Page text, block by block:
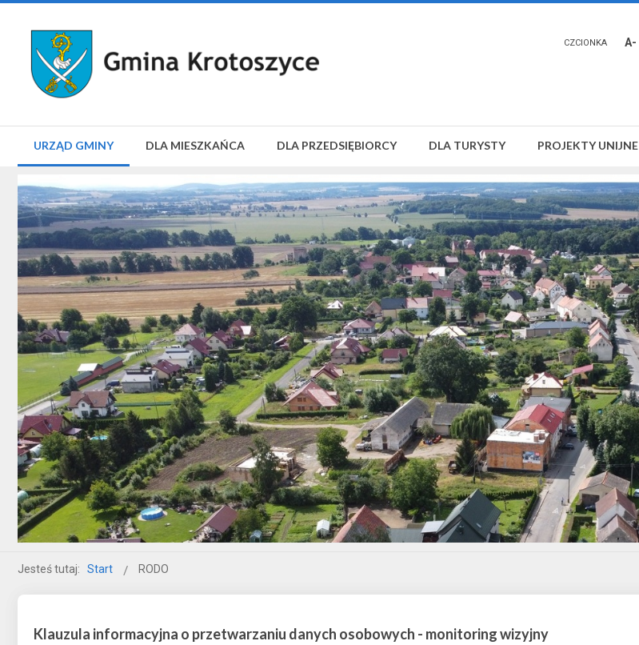
CZCIONKA A-
URZĄD GMINY DLA MIESZKAŃCA DLA PRZEDSIĘBIORCY DLA TURYSTY PROJEKTY UNIJNE
Jesteś tutaj: Start RODO
Klauzula informacyjna o przetwarzaniu danych osobowych - monitoring wizyjny